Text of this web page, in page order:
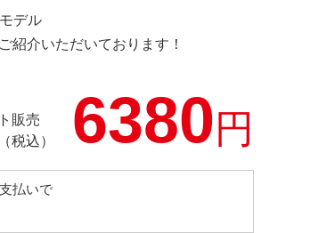
デル
紹介いただいております！
販売
税込）
6380円
払いで